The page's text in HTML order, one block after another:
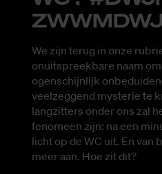
We zijn terug in onze
onuitspreekbare naam
ogenschijnlijk
veelzeggend mysterie te
langzitters onder ons zal
fenomeen zijn: na een
licht op de WC uit. En van
meer aan. Hoe zit dit?